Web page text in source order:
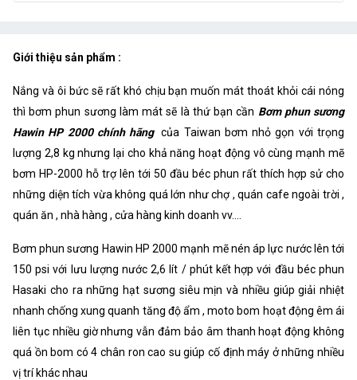
Giới thiệu sản phẩm :
Nắng và ôi bức sẽ rất khó chịu bạn muốn mát thoát khỏi cái nóng
thì bơm phun sương làm mát sẽ là thứ bạn cần Bơm phun sương
Hawin HP 2000 chính hãng của Taiwan bơm nhỏ gọn với trọng
lượng 2,8 kg nhưng lại cho khả năng hoạt động vô cùng mạnh mẽ
bơm HP-2000 hỗ trợ lên tới 50 đầu béc phun rất thích hợp sử cho
những diện tích vừa không quá lớn như chợ , quán cafe ngoài trời ,
quán ăn , nhà hàng , cửa hàng kinh doanh vv....
Bơm phun sương Hawin HP 2000 mạnh mẽ nén áp lực nước lên tới
150 psi với lưu lượng nước 2,6 lít / phút kết hợp với đầu béc phun
Hasaki cho ra những hạt sương siêu mịn và nhiều giúp giải nhiệt
nhanh chống xung quanh tăng độ ẩm , moto bom hoạt động êm ái
liên tục nhiều giờ nhưng vẫn đảm bảo âm thanh hoạt động không
quá ồn bom có 4 chân ron cao su giúp cố định máy ở những nhiều
vị trí khác nhau